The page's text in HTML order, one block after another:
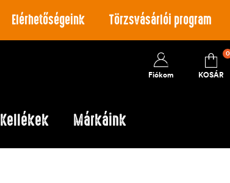
Elérhetőségeink Törzsvásárlói program
Fiókom KOSÁR
0
Kellékek Márkáink